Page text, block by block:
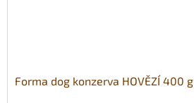
Forma dog konzerva HOVĚZÍ 400 g